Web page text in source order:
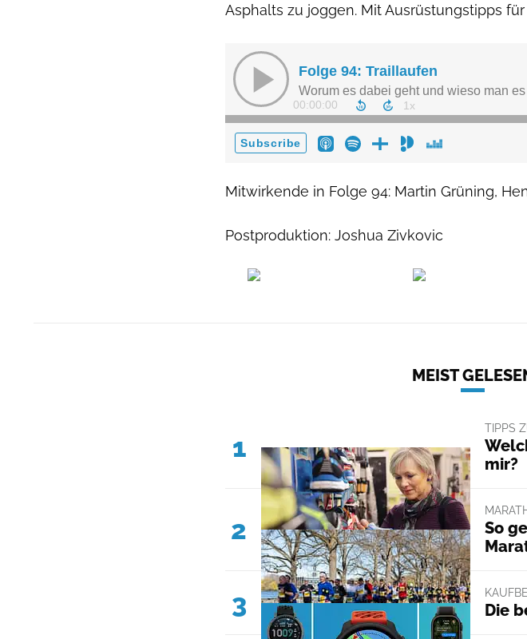
Asphalts zu joggen. Mit Ausrüstungstipps
Mitwirkende in Folge 94: Martin Grüning,
Postproduktion: Joshua Zivkovic
MEIST
1
TIPPS
mir?
2
So
3 Die